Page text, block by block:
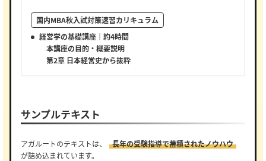
国内MBA秋入試対策速習カリキュラム
経営学の基礎講座｜約4時間
本講座の目的・概要説明
第2章 日本経営史から抜粋
サンプルテキスト
アガルートのテキストは、
長年の受験指導で蓄積されたノウハウ
が詰め込まれています。